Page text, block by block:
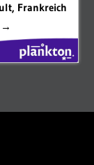
Frankreich
→